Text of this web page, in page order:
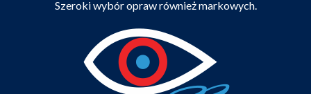
Szeroki wybór opraw również markowych.